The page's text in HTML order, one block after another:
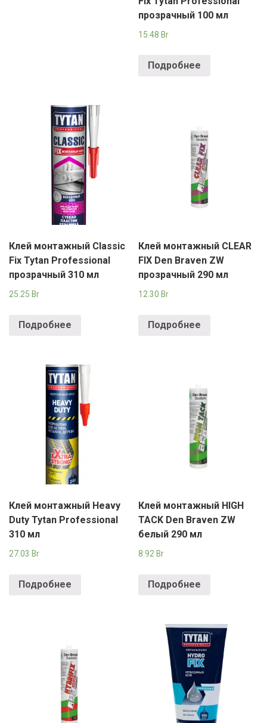
прозрачный 100 мл
15.48Br
Подробнее
Клей монтажный Classic
Fix Tytan Professional
прозрачный 310 мл
25.25 Br
Подробнее
Клей монтажный CLEAR
FIX Den Braven ZW
прозрачный 290 мл
12.30 Br
Подробнее
Клей монтажный Heavy
Duty Tytan Professional
310 мл
27.03 Br
Подробнее
Клей монтажный HIGH
TACK Den Braven ZW
белый 290 мл
8.92 Br
Подробнее